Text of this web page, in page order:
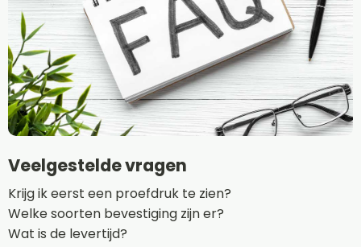
Veelgestelde vragen
Krijg ik eerst een proefdruk te zien?
Welke soorten bevestiging zijn er?
Wat is de levertijd?